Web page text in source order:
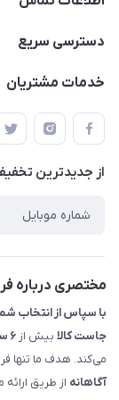
09398557137
سمت چپ
هماهنگی"
دسترسی سریع
لیست محصولات
حساب کاربری
تماس با ما
خدمات مشتریان
راهنما
پرسش های شما
شرایط و ضوابط
روش های بازگرداندن
از جدید‌ترین
مختصری درباره
با سپاس از انتخاب
جاست کالا بیش از ۶ سال است
می‌کند. هدف ما تنها
آگاهانه از طریق